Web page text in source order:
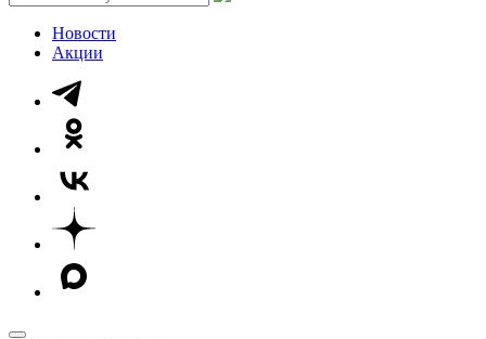
Новости
Акции